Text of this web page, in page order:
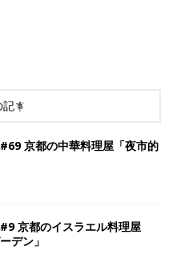
記事
京都の中華料理屋「夜市的
京都のイスラエル料理屋
デン」